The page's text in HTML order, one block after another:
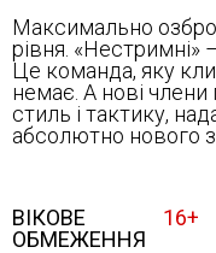
Максимально
рівня. «Нестримні»
Це команда, яку
немає. А нові
стиль і тактику,
абсолютно нового
ВІКОВЕ
ОБМЕЖЕННЯ
16+